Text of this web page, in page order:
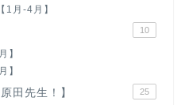
1月-4月】
10
】
】
田先生！】 25